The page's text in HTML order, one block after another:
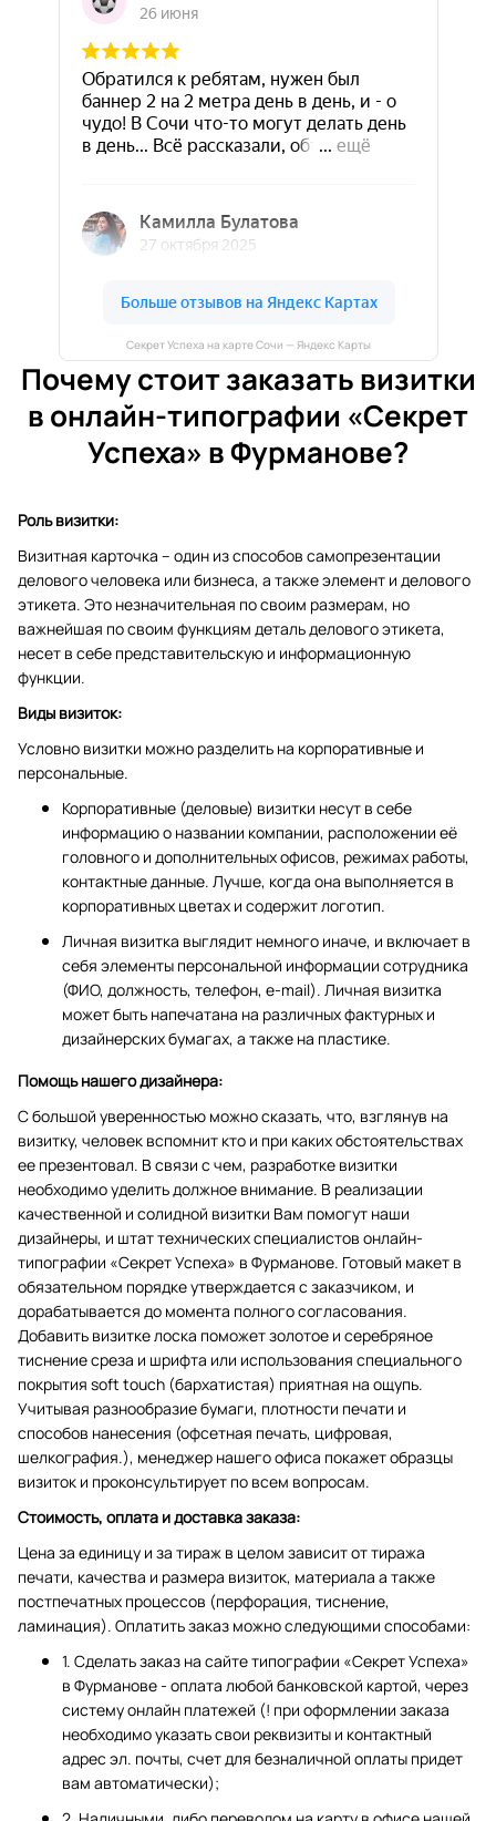
Секрет Успеха на карте Сочи — Яндекс Карты
Почему стоит заказать визитки
в онлайн-типографии «Секрет
Успеха» в Фурманове?
Роль визитки:
Визитная карточка – один из способов самопрезентации
делового человека или бизнеса, а также элемент и делового
этикета. Это незначительная по своим размерам, но
важнейшая по своим функциям деталь делового этикета,
несет в себе представительскую и информационную
функции.
Виды визиток:
Условно визитки можно разделить на корпоративные и
персональные.
Корпоративные (деловые) визитки несут в себе
информацию о названии компании, расположении её
головного и дополнительных офисов, режимах работы,
контактные данные. Лучше, когда она выполняется в
корпоративных цветах и содержит логотип.
Личная визитка выглядит немного иначе, и включает в
себя элементы персональной информации сотрудника
(ФИО, должность, телефон, e-mail). Личная визитка
может быть напечатана на различных фактурных и
дизайнерских бумагах, а также на пластике.
Помощь нашего дизайнера:
С большой уверенностью можно сказать, что, взглянув на
визитку, человек вспомнит кто и при каких обстоятельствах
ее презентовал. В связи с чем, разработке визитки
необходимо уделить должное внимание. В реализации
качественной и солидной визитки Вам помогут наши
дизайнеры, и штат технических специалистов онлайн-
типографии «Секрет Успеха» в Фурманове. Готовый макет в
обязательном порядке утверждается с заказчиком, и
дорабатывается до момента полного согласования.
Добавить визитке лоска поможет золотое и серебряное
тиснение среза и шрифта или использования специального
покрытия soft touch (бархатистая) приятная на ощупь.
Учитывая разнообразие бумаги, плотности печати и
способов нанесения (офсетная печать, цифровая,
шелкография.), менеджер нашего офиса покажет образцы
визиток и проконсультирует по всем вопросам.
Стоимость, оплата и доставка заказа:
Цена за единицу и за тираж в целом зависит от тиража
печати, качества и размера визиток, материала а также
постпечатных процессов (перфорация, тиснение,
ламинация). Оплатить заказ можно следующими способами:
1. Сделать заказ на сайте типографии «Секрет Успеха»
в Фурманове - оплата любой банковской картой, через
систему онлайн платежей (! при оформлении заказа
необходимо указать свои реквизиты и контактный
адрес эл. почты, счет для безналичной оплаты придет
вам автоматически);